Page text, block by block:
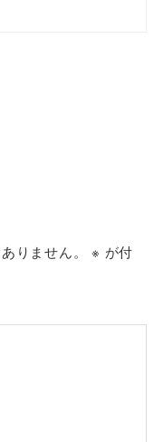
りません。 ※ が付